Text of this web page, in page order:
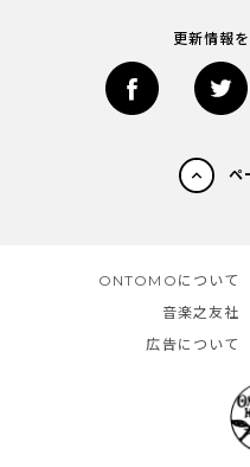
更新情報
ペ
ONTOMOについて
音楽之友社
広告について